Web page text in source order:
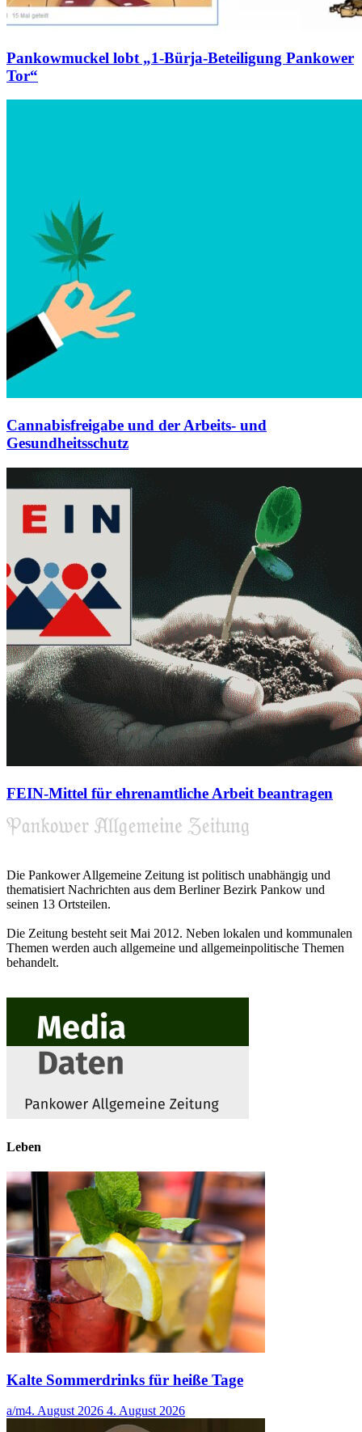
Pankowmuckel lobt „1-Bürja-Beteiligung Pankower
Tor“
Cannabisfreigabe und der Arbeits- und
Gesundheitsschutz
FEIN-Mittel für ehrenamtliche Arbeit beantragen
Die Pankower Allgemeine Zeitung ist politisch unabhängig und
thematisiert Nachrichten aus dem Berliner Bezirk Pankow und
seinen 13 Ortsteilen.
Die Zeitung besteht seit Mai 2012. Neben lokalen und kommunalen
Themen werden auch allgemeine und allgemeinpolitische Themen
behandelt.
Leben
Kalte Sommerdrinks für heiße Tage
a/m4. August 2026 4. August 2026